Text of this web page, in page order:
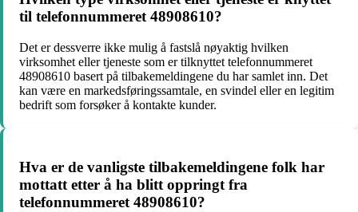
til telefonnummeret 48908610?
Det er dessverre ikke mulig å fastslå nøyaktig hvilken
virksomhet eller tjeneste som er tilknyttet telefonnummeret
48908610 basert på tilbakemeldingene du har samlet inn. Det
kan være en markedsføringssamtale, en svindel eller en legitim
bedrift som forsøker å kontakte kunder.
Hva er de vanligste tilbakemeldingene folk har
mottatt etter å ha blitt oppringt fra
telefonnummeret 48908610?